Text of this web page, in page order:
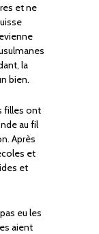
et ne
la
bien.
filles ont
au fil
Après
et
et
eu les
aient